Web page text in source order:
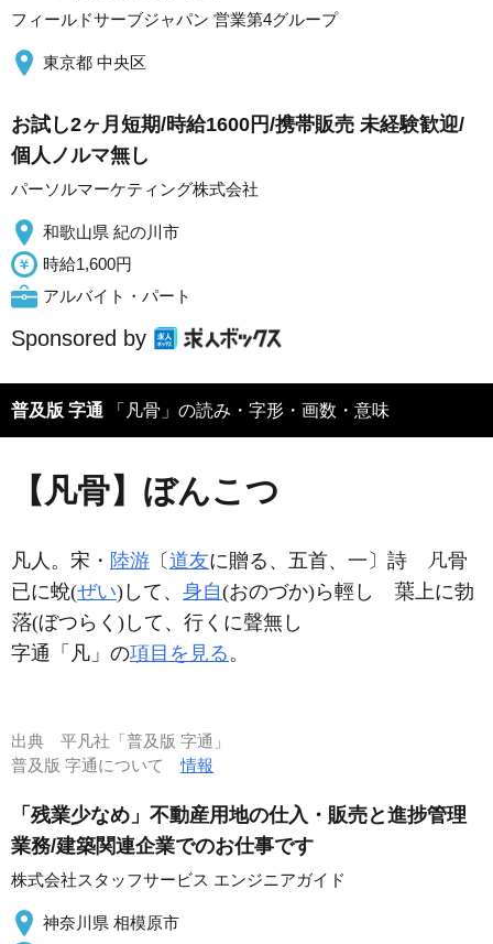
フィールドサーブジャパン 営業第4グループ
東京都 中央区
お試し2ヶ月短期/時給1600円/携帯販売 未経験歓迎/
個人ノルマ無し
パーソルマーケティング株式会社
和歌山県 紀の川市
時給1,600円
アルバイト・パート
Sponsored by
普及版 字通 「凡骨」の読み・字形・画数・意味
【凡骨】ぼんこつ
凡人。宋・ 陸游 〔 道友に贈る、五首、一〕詩
骨
已に蛻(ぜい)して、 身自(おのづか)ら輕し
上に勃
(ぼつらく)して、行くに聲無し
字通「凡」の項目を見る。
出典 平凡社「普及版 字通」
普及版 字通について情報
「残業少なめ」不動産用地の仕入・販売と進捗管理
業務/建築関連企業でのお仕事です
株式会社スタッフサービス エンジニアガイド
神奈川県 相模原市